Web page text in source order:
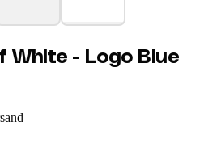
White - Logo Blue